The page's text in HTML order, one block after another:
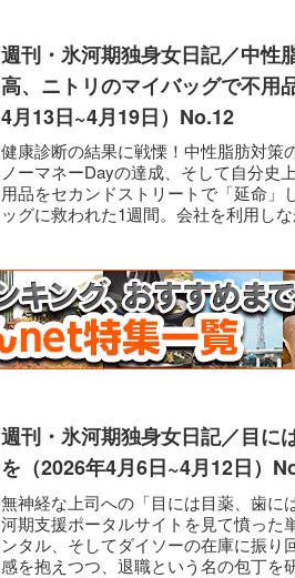
週刊・氷河期独身女日記／中性
高、ニトリのマイバッグで不用
4月13日~4月19日）No.12
健康診断の結果に戦慄！中性脂肪対策
ノーマネーDayの達成、そして自分史
用品をセカンドストリートで「延命」
ッグに救われた1週間。会社を利用し
週刊・氷河期独身女日記／目に
を（2026年4月6日~4月12日）
無神経な上司への「目には目薬、歯に
河期支援ポータルサイトを見て憤った
ンタル、そしてダイソーの在庫に振り
感を抱えつつ、退職という名の包丁を